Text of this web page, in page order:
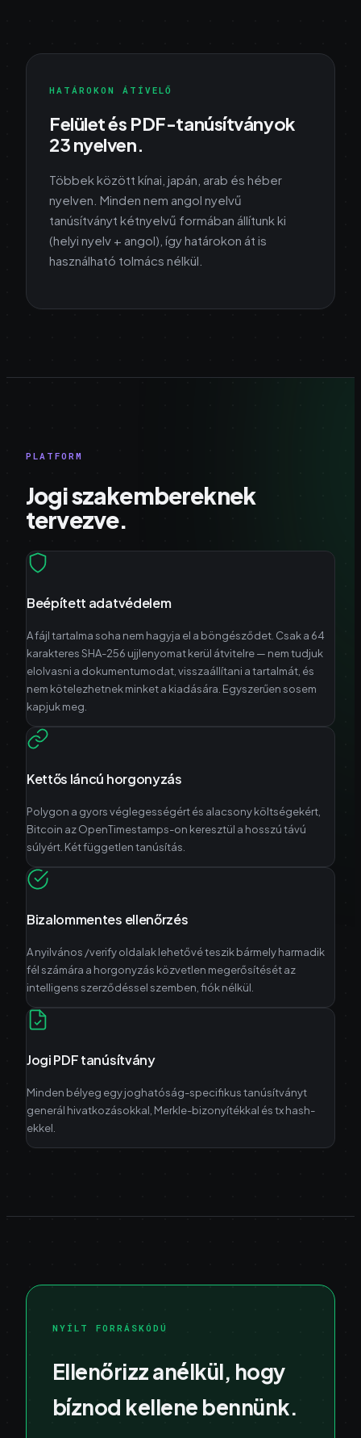
HATÁROKON ÁTÍVELŐ
Felület és PDF-tanúsítványok
23 nyelven.
Többek között kínai, japán, arab és héber
nyelven. Minden nem angol nyelvű
tanúsítványt kétnyelvű formában állítunk ki
(helyi nyelv + angol), így határokon át is
használható tolmács nélkül.
PLATFORM
Jogi szakembereknek
tervezve.
Beépített adatvédelem
A fájl tartalma soha nem hagyja el a böngésződet. Csak a 64
karakteres SHA-256 ujjlenyomat kerül átvitelre — nem tudjuk
elolvasni a dokumentumodat, visszaállítani a tartalmát, és
nem kötelezhetnek minket a kiadására. Egyszerűen sosem
kapjuk meg.
Kettős láncú horgonyzás
Polygon a gyors véglegességért és alacsony költségekért,
Bitcoin az OpenTimestamps-on keresztül a hosszú távú
súlyért. Két független tanúsítás.
Bizalommentes ellenőrzés
A nyilvános /verify oldalak lehetővé teszik bármely harmadik
fél számára a horgonyzás közvetlen megerősítését az
intelligens szerződéssel szemben, fiók nélkül.
Jogi PDF tanúsítvány
Minden bélyeg egy joghatóság-specifikus tanúsítványt
generál hivatkozásokkal, Merkle-bizonyítékkal és tx hash-
ekkel.
NYÍLT FORRÁSKÓDÚ
Ellenőrizz anélkül, hogy
bíznod kellene bennünk.